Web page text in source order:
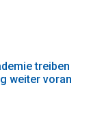
treiben
weiter voran